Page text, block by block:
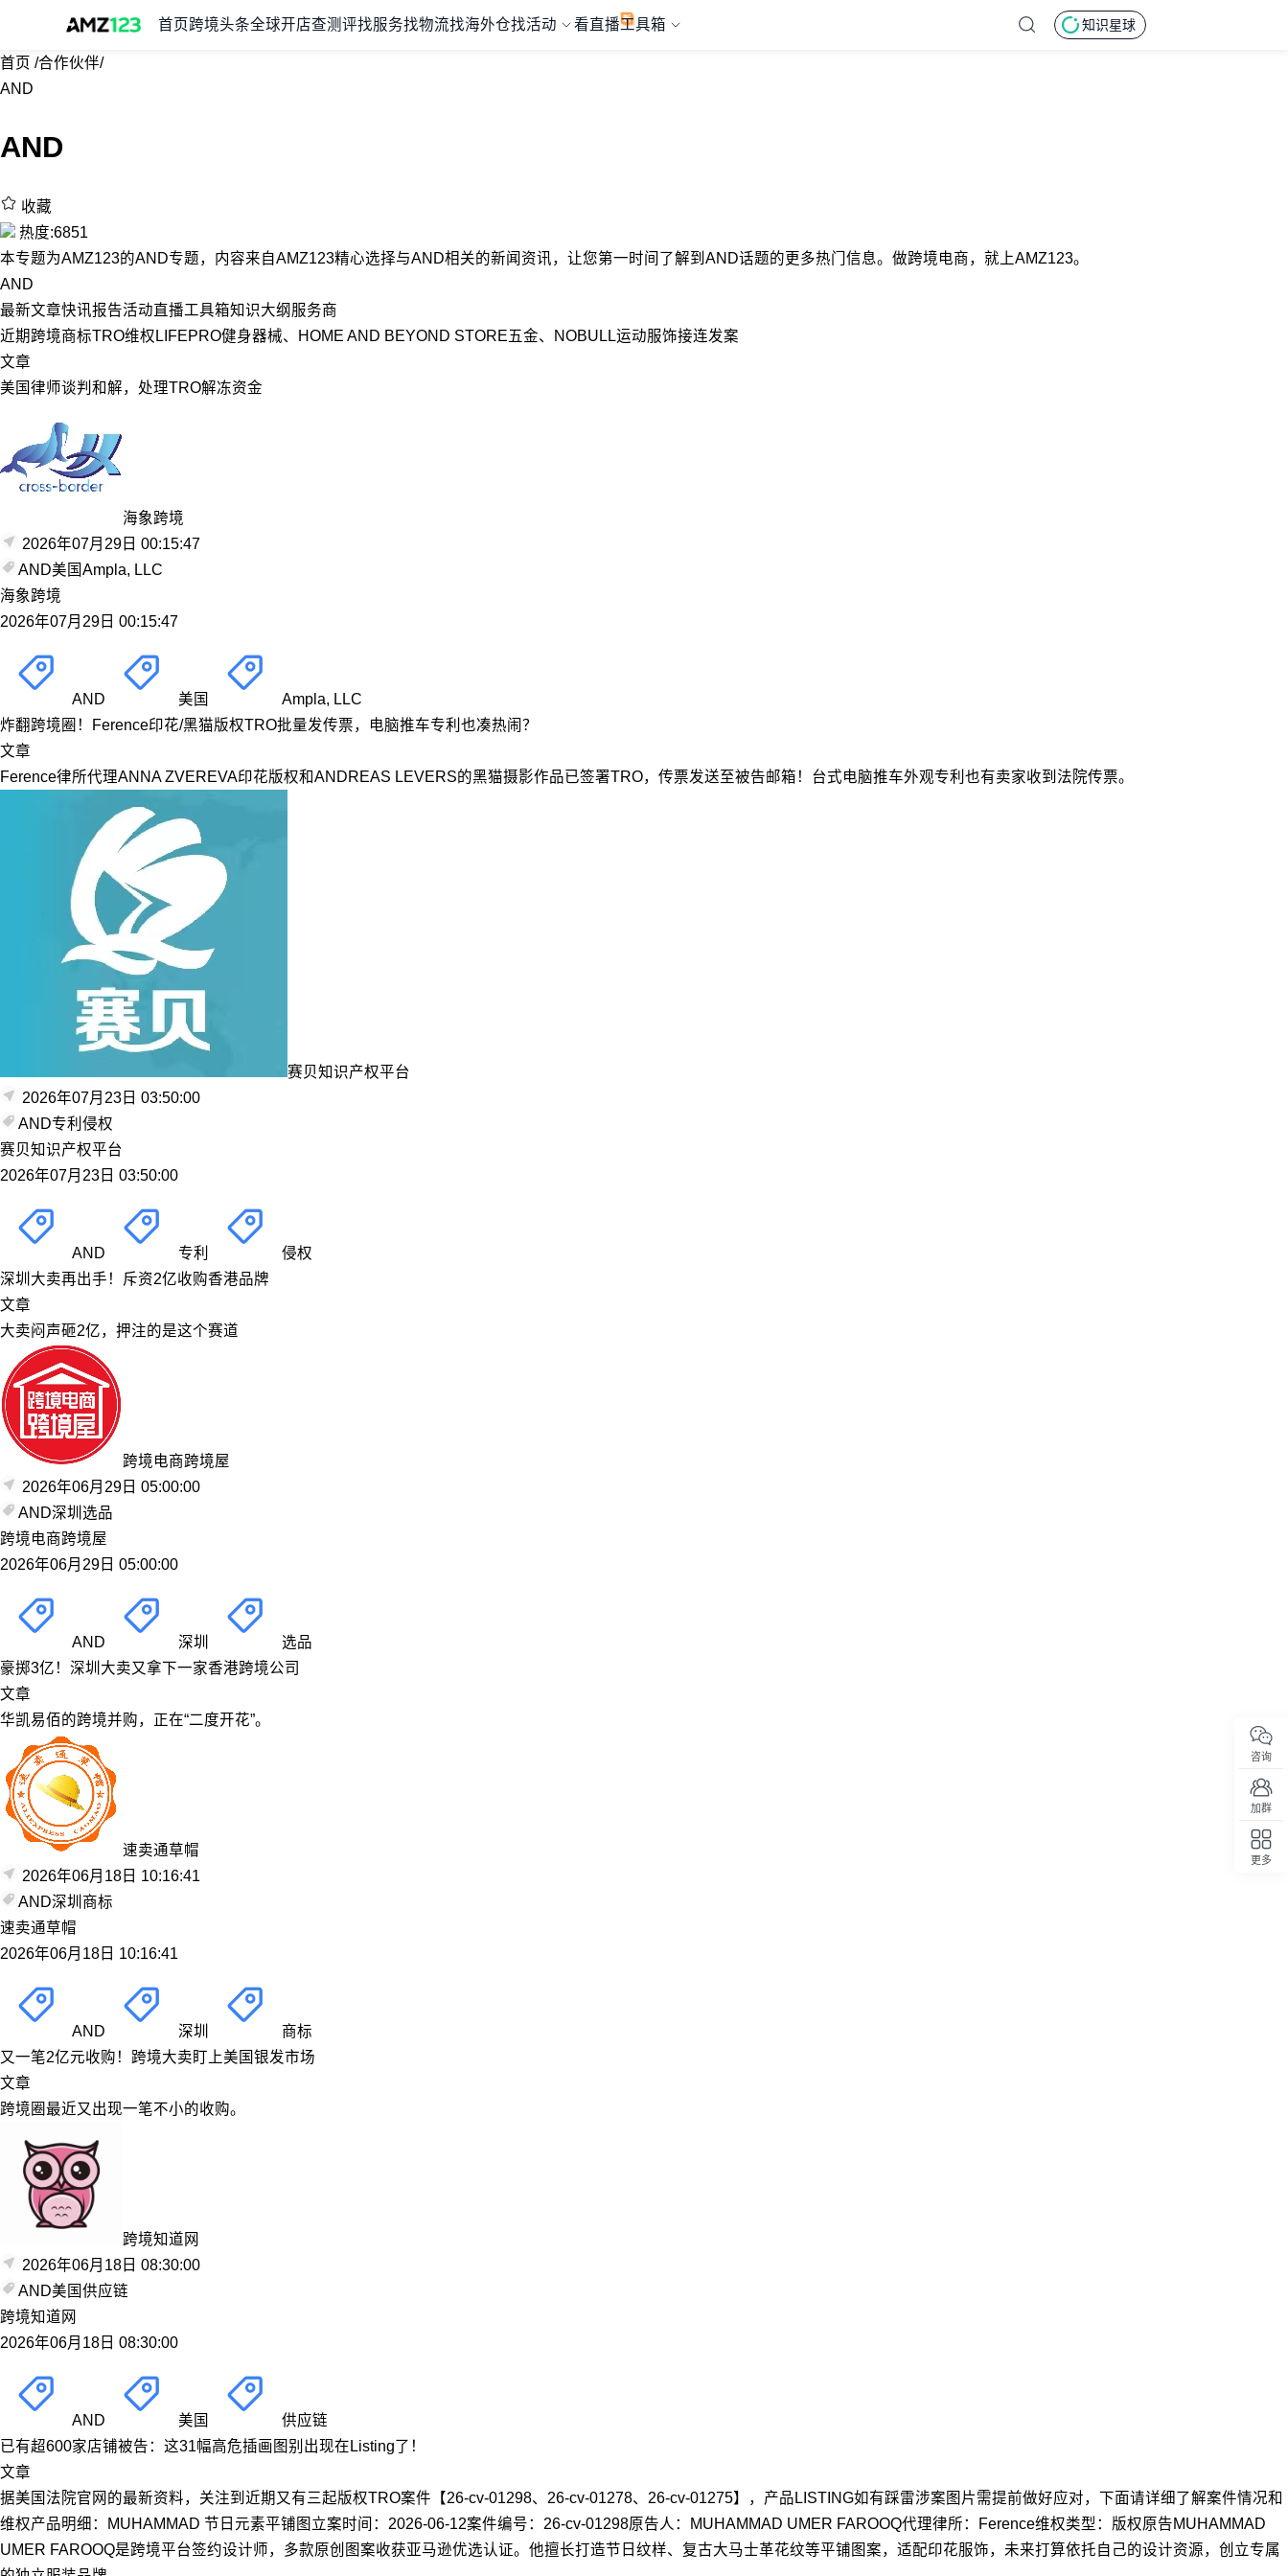
首页 跨境头条全球开店查测评找服务找物流找海外仓找活动 看直播工具箱 知识星球
首页 /合作伙伴/
AND
AND
收藏
热度:6851
本专题为AMZ123的AND专题，内容来自AMZ123精心选择与AND相关的新闻资讯，让您第一时间了解到AND话题的更多热门信息。做跨境电商，就上AMZ123。
AND
最新文章快讯报告活动直播工具箱知识大纲 服务商
近期跨境商标TRO维权LIFEPRO健身器械、HOME AND BEYOND STORE五金、NOBULL运动服饰接连发案
文章
美国律师谈判和解，处理TRO解冻资金
海象跨境
2026年07月29日 00:15:47
AND美国 Ampla, LLC
海象跨境
2026年07月29日 00:15:47
AND 美国
Ampla, LLC
炸翻跨境圈！Ference印花/黑猫版权TRO批量发传票，电脑推车专利也凑热闹？
文章
Ference律所代理ANNA ZVEREVA印花版权和ANDREAS LEVERS的黑猫摄影作品已签署TRO，传票发送至被告邮箱！台式电脑推车外观专利也有卖家收到法院传票。
赛贝知识产权平台
2026年07月23日 03:50:00
AND专利 侵权
赛贝知识产权平台
2026年07月23日 03:50:00
AND 专利
侵权
深圳大卖再出手！斥资2亿收购香港品牌
文章
大卖闷声砸2亿，押注的是这个赛道
跨境电商跨境屋
2026年06月29日 05:00:00
AND深圳 选品
跨境电商跨境屋
2026年06月29日 05:00:00
AND 深圳
选品
豪掷3亿！深圳大卖又拿下一家香港跨境公司
文章
华凯易佰的跨境并购，正在“二度开花”。
速卖通草帽
2026年06月18日 10:16:41
AND深圳 商标
速卖通草帽
2026年06月18日 10:16:41
AND 深圳
商标
又一笔2亿元收购！跨境大卖盯上美国银发市场
文章
跨境圈最近又出现一笔不小的收购。
跨境知道网
2026年06月18日 08:30:00
AND美国 供应链
跨境知道网
2026年06月18日 08:30:00
AND 美国
供应链
已有超600家店铺被告：这31幅高危插画图别出现在Listing了！
文章
据美国法院官网的最新资料，关注到近期又有三起版权TRO案件【26-cv-01298、26-cv-01278、26-cv-01275】，产品LISTING如有踩雷涉案图片需提前做好应对，下面请详细了解案件情况和
维权产品明细：MUHAMMAD 节日元素平铺图立案时间：2026-06-12案件编号：26-cv-01298原告人：MUHAMMAD UMER FAROOQ代理律所：Ference维权类型：版权原告MUHAMMAD
UMER FAROOQ是跨境平台签约设计师，多款原创图案收获亚马逊优选认证。他擅长打造节日纹样、复古大马士革花纹等平铺图案，适配印花服饰，未来打算依托自己的设计资源，创立专属
咨询
加群
更多